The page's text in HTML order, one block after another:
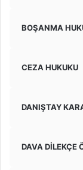
BOŞANMA
CEZA HUKUKU
DANIŞTAY
DAVA DİLEKÇE